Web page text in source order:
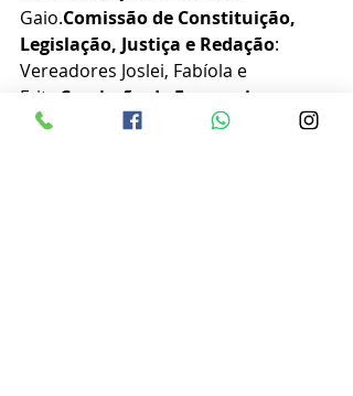
Gaio.Comissão de Constituição,
Legislação, Justiça e Redação:
Vereadores Joslei, Fabíola e
Fritz. Comissão de Economia,
Orçamento, Finanças e